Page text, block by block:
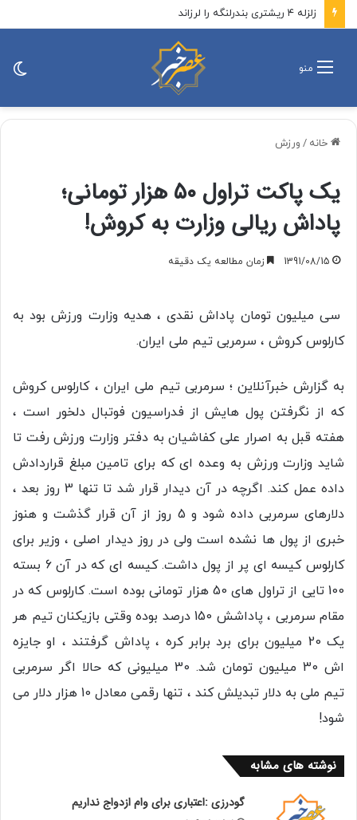
منو
خانه / ورزش
یک پاکت تراول ۵۰ هزار تومانی؛
پاداش ریالی وزارت به کروش!
1391/08/15 زمان مطالعه یک دقیقه
سی میلیون تومان پاداش نقدی ، هدیه وزارت ورزش بود به
کارلوس کروش ، سرمربی تیم ملی ایران.
به گزارش خبرآنلاین ؛ سرمربی تیم ملی ایران ، کارلوس کروش
که از نگرفتن پول هایش از فدراسیون فوتبال دلخور است ،
هفته قبل به اصرار علی کفاشیان به دفتر وزارت ورزش رفت تا
شاید وزارت ورزش به وعده ای که برای تامین مبلغ قراردادش
داده عمل کند. اگرچه در آن دیدار قرار شد تا تنها 3 روز بعد ،
دلارهای سرمربی داده شود و 5 روز از آن قرار گذشت و هنوز
خبری از پول ها نشده است ولی در روز دیدار اصلی ، وزیر برای
کارلوس کیسه ای پر از پول داشت. کیسه ای که در آن 6 بسته
100 تایی از تراول های 50 هزار تومانی بوده است. کارلوس که در
مقام سرمربی ، پاداشش 150 درصد بوده وقتی بازیکنان تیم هر
یک 20 میلیون برای برد برابر کره ، پاداش گرفتند ، او جایزه
اش 30 میلیون تومان شد. 30 میلیونی که حالا اگر سرمربی
تیم ملی به دلار تبدیلش کند ، تنها رقمی معادل 10 هزار دلار می
شود!
نوشته های مشابه
گودرزی :اعتباری برای وام ازدواج نداریم